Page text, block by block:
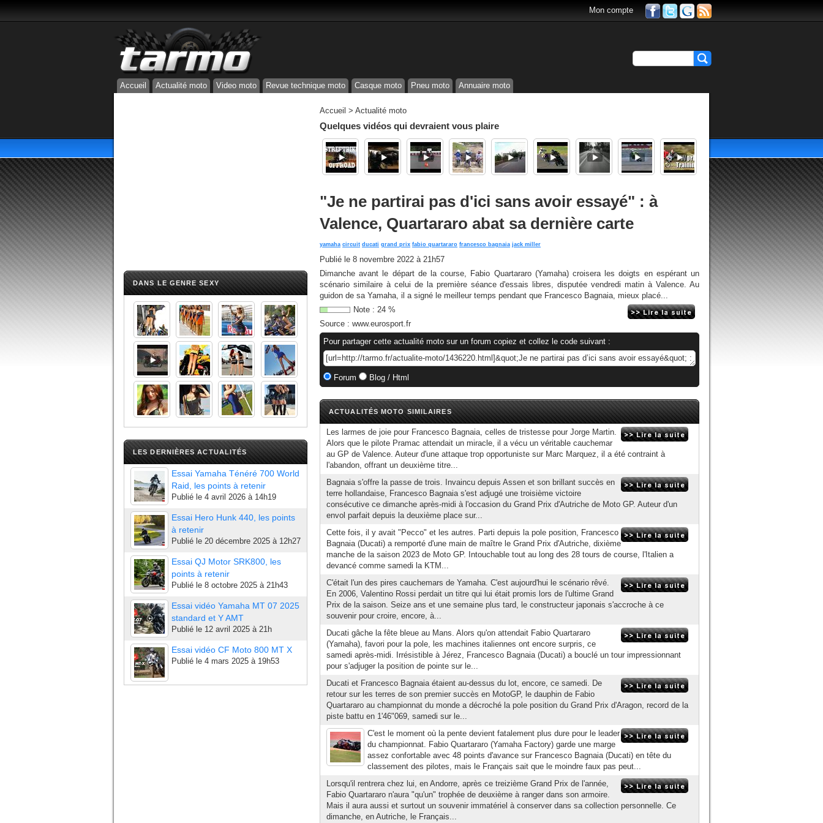
Mon compte
Accueil Actualité moto Video moto Revue technique moto Casque moto Pneu moto Annuaire moto
DANS LE GENRE SEXY
LES DERNIÈRES ACTUALITÉS
Essai Yamaha Ténéré 700 World
Raid, les points à retenir
Publié le 4 avril 2026 à 14h19
Essai Hero Hunk 440, les points
à retenir
Publié le 20 décembre 2025 à 12h27
Essai QJ Motor SRK800, les
points à retenir
Publié le 8 octobre 2025 à 21h43
Essai vidéo Yamaha MT 07 2025
standard et Y AMT
Publié le 12 avril 2025 à 21h
Essai vidéo CF Moto 800 MT X
Publié le 4 mars 2025 à 19h53
Accueil > Actualité moto
Quelques vidéos qui devraient vous plaire
"Je ne partirai pas d'ici sans avoir essayé" : à
Valence, Quartararo abat sa dernière carte
yamaha circuit ducati grand prix fabio quartararo francesco bagnaia jack miller
Publié le 8 novembre 2022 à 21h57
Dimanche avant le départ de la course, Fabio Quartararo (Yamaha) croisera les doigts en espérant un
scénario similaire à celui de la première séance d'essais libres, disputée vendredi matin à Valence. Au
guidon de sa Yamaha, il a signé le meilleur temps pendant que Francesco Bagnaia, mieux placé...
Note : 24 %
Source : www.eurosport.fr
Pour partager cette actualité moto sur un forum copiez et collez le code suivant :
Forum Blog / Html
ACTUALITÉS MOTO SIMILAIRES
Les larmes de joie pour Francesco Bagnaia, celles de tristesse pour Jorge Martin.
Alors que le pilote Pramac attendait un miracle, il a vécu un véritable cauchemar
au GP de Valence. Auteur d'une attaque trop opportuniste sur Marc Marquez, il a été contraint à
l'abandon, offrant un deuxième titre...
Bagnaia s'offre la passe de trois. Invaincu depuis Assen et son brillant succès en
terre hollandaise, Francesco Bagnaia s'est adjugé une troisième victoire
consécutive ce dimanche après-midi à l'occasion du Grand Prix d'Autriche de Moto GP. Auteur d'un
envol parfait depuis la deuxième place sur...
Cette fois, il y avait "Pecco" et les autres. Parti depuis la pole position, Francesco
Bagnaia (Ducati) a remporté d'une main de maître le Grand Prix d'Autriche, dixième
manche de la saison 2023 de Moto GP. Intouchable tout au long des 28 tours de course, l'Italien a
devancé comme samedi la KTM...
C'était l'un des pires cauchemars de Yamaha. C'est aujourd'hui le scénario rêvé.
En 2006, Valentino Rossi perdait un titre qui lui était promis lors de l'ultime Grand
Prix de la saison. Seize ans et une semaine plus tard, le constructeur japonais s'accroche à ce
souvenir pour croire, encore, à...
Ducati gâche la fête bleue au Mans. Alors qu'on attendait Fabio Quartararo
(Yamaha), favori pour la pole, les machines italiennes ont encore surpris, ce
samedi après-midi. Irrésistible à Jérez, Francesco Bagnaia (Ducati) a bouclé un tour impressionnant
pour s'adjuger la position de pointe sur le...
Ducati et Francesco Bagnaia étaient au-dessus du lot, encore, ce samedi. De
retour sur les terres de son premier succès en MotoGP, le dauphin de Fabio
Quartararo au championnat du monde a décroché la pole position du Grand Prix d'Aragon, record de la
piste battu en 1'46"069, samedi sur le...
C'est le moment où la pente devient fatalement plus dure pour le leader
du championnat. Fabio Quartararo (Yamaha Factory) garde une marge
assez confortable avec 48 points d'avance sur Francesco Bagnaia (Ducati) en tête du
classement des pilotes, mais le Français sait que le moindre faux pas peut...
Lorsqu'il rentrera chez lui, en Andorre, après ce treizième Grand Prix de l'année,
Fabio Quartararo n'aura "qu'un" trophée de deuxième à ranger dans son armoire.
Mais il aura aussi et surtout un souvenir immatériel à conserver dans sa collection personnelle. Ce
dimanche, en Autriche, le Français...